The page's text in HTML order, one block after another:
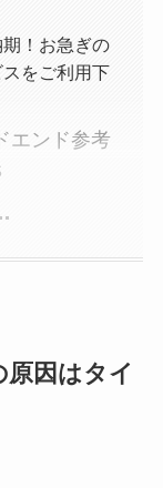
！お急ぎの
をご利用下
エンド参考
因はタイ